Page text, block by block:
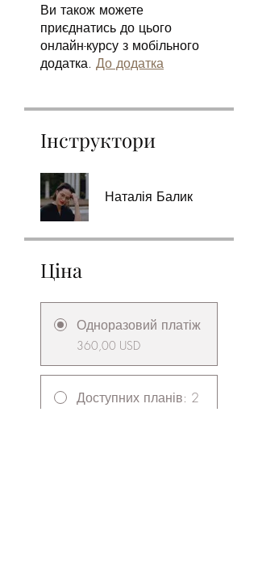
Ви також можете
приєднатись до цього
онлайн-курсу з мобільного
додатка. До додатка
Інструктори
Наталія Балик
Ціна
Одноразовий платіж
360,00 USD
Доступних планів: 2